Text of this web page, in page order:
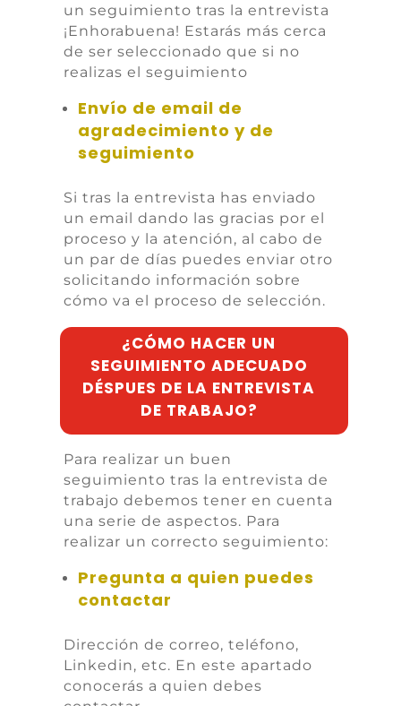
un seguimiento tras la entrevista
¡Enhorabuena! Estarás más cerca
de ser seleccionado que si no
realizas el seguimiento
Envío de email de
agradecimiento y de
seguimiento
Si tras la entrevista has enviado
un email dando las gracias por el
proceso y la atención, al cabo de
un par de días puedes enviar otro
solicitando información sobre
cómo va el proceso de selección.
¿CÓMO HACER UN
SEGUIMIENTO ADECUADO
DÉSPUES DE LA ENTREVISTA
DE TRABAJO?
Para realizar un buen
seguimiento tras la entrevista de
trabajo debemos tener en cuenta
una serie de aspectos. Para
realizar un correcto seguimiento:
Pregunta a quien puedes
contactar
Dirección de correo, teléfono,
Linkedin, etc. En este apartado
conocerás a quien debes